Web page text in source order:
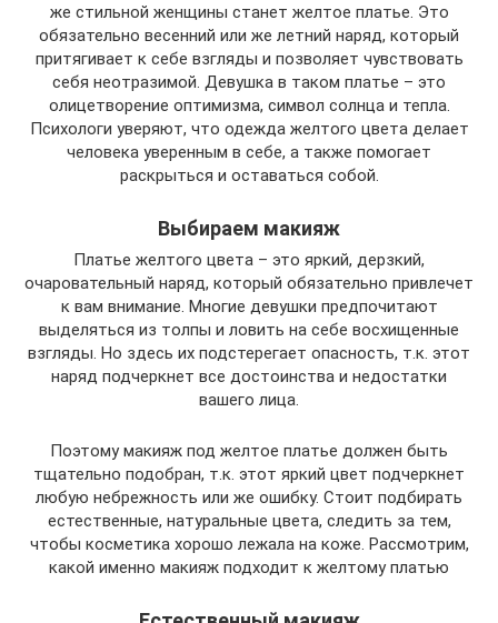
же стильной женщины станет желтое платье. Это
обязательно весенний или же летний наряд, который
притягивает к себе взгляды и позволяет чувствовать
себя неотразимой. Девушка в таком платье – это
олицетворение оптимизма, символ солнца и тепла.
Психологи уверяют, что одежда желтого цвета делает
человека уверенным в себе, а также помогает
раскрыться и оставаться собой.
Выбираем макияж
Платье желтого цвета – это яркий, дерзкий,
очаровательный наряд, который обязательно привлечет
к вам внимание. Многие девушки предпочитают
выделяться из толпы и ловить на себе восхищенные
взгляды. Но здесь их подстерегает опасность, т.к. этот
наряд подчеркнет все достоинства и недостатки
вашего лица.
Поэтому макияж под желтое платье должен быть
тщательно подобран, т.к. этот яркий цвет подчеркнет
любую небрежность или же ошибку. Стоит подбирать
естественные, натуральные цвета, следить за тем,
чтобы косметика хорошо лежала на коже. Рассмотрим,
какой именно макияж подходит к желтому платью